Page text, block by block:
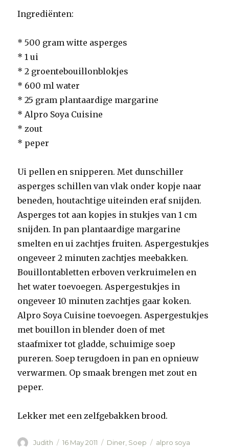
Ingrediënten:
* 500 gram witte asperges
* 1 ui
* 2 groentebouillonblokjes
* 600 ml water
* 25 gram plantaardige margarine
* Alpro Soya Cuisine
* zout
* peper
Ui pellen en snipperen. Met dunschiller
asperges schillen van vlak onder kopje naar
beneden, houtachtige uiteinden eraf snijden.
Asperges tot aan kopjes in stukjes van 1 cm
snijden. In pan plantaardige margarine
smelten en ui zachtjes fruiten. Aspergestukjes
ongeveer 2 minuten zachtjes meebakken.
Bouillontabletten erboven verkruimelen en
het water toevoegen. Aspergestukjes in
ongeveer 10 minuten zachtjes gaar koken.
Alpro Soya Cuisine toevoegen. Aspergestukjes
met bouillon in blender doen of met
staafmixer tot gladde, schuimige soep
pureren. Soep terugdoen in pan en opnieuw
verwarmen. Op smaak brengen met zout en
peper.
Lekker met een zelfgebakken brood.
Author
Judith
Posted
16 May 2011 Categories
Diner Soep Tags
alpro soya